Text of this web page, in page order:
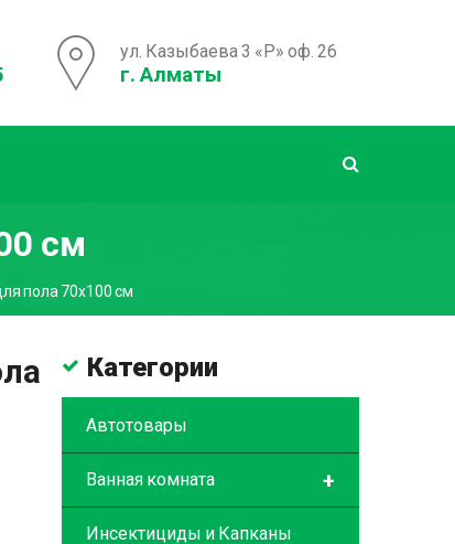
ул. Казыбаева 3 «Р» оф. 26
г. Алматы
см
пола 70х100 см
Категории
Автотовары
+
Ванная комната
Инсектициды и Капканы